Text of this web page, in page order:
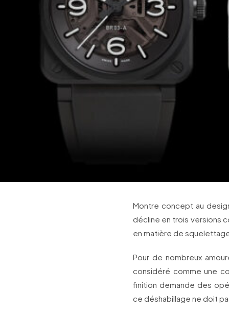
Montre concept au
décline en trois versions
en matière de
Pour de nombreux
considéré comme une
finition demande des
ce déshabillage ne doit